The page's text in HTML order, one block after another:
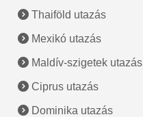
Thaiföld utazás
Mexikó utazás
Maldív-szigetek utazás
Ciprus utazás
Dominika utazás